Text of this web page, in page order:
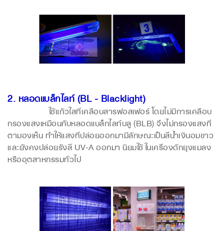
2. หลอดแบล็กไลท์ (BL - Blacklight)
ใช้แก้วใสที่เคลือบสารฟอสเฟอร์ โดยไม่มีการเคลือบ
กรองแสงเหมือนกับหลอดแบล็กไลท์บลู (BLB) จึงไม่กรองแสงที่
ตามองเห็น ทำให้แสงที่ปล่อยออกมามีลักษณะเป็นสีน้ำเงินอมขาว
และยังคงปล่อยรังสี UV-A ออกมา นิยมใช้ในเครื่องดักยุงแมลง
หรืออุตสาหกรรมทั่วไป